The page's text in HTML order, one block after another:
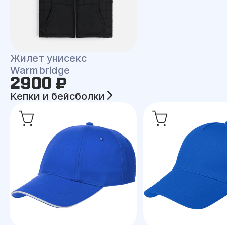
Жилет унисекс
Warmbridge
2900 ₽
Кепки и бейсболки